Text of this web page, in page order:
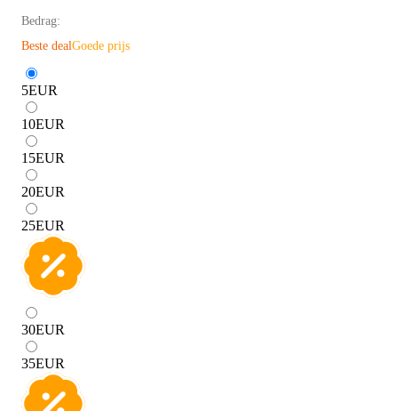
Bedrag:
Beste dealGoede prijs
5EUR
10EUR
15EUR
20EUR
25EUR
30EUR
35EUR